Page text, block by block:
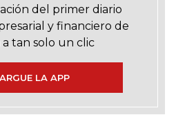
del primer diario
y financiero de
a tan solo un clic
LA APP